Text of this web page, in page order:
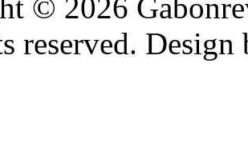
© 2026
reserved.